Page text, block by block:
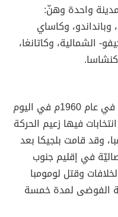
واحدة وهنّ:
وكاساي
الشمالية، وكاتانغا،
نالت الكونغو استقلالها عن بلجيكا في عام 1960م في اليوم
فيها زعيم الحركة
وقد قامت بلجيكا بعد
في إقليم جنوب
وقتل لومومبا
الفوضى لمدة خمسة